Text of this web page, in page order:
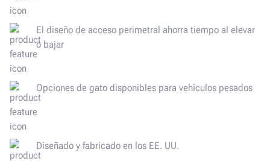
El diseño de acceso perimetral ahorra tiempo al elevar
o bajar
Opciones de gato disponibles para vehículos pesados
Diseñado y fabricado en los EE. UU.